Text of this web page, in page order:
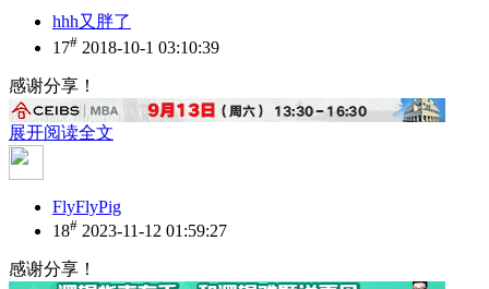
hhh又胖了
17# 2018-10-1 03:10:39
感谢分享！
展开阅读全文
FlyFlyPig
18# 2023-11-12 01:59:27
感谢分享！